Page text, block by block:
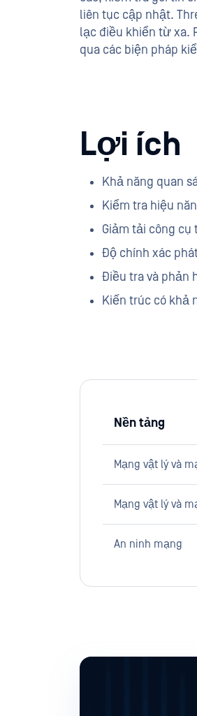
liên tục cập nhật.
lạc điều khiển từ xa.
qua các biện pháp
Lợi ích
Khả năng quan
Kiểm tra hiệu
Giảm tải công
Độ chính xác
Điều tra và phản
Kiến trúc có khả
Nền tảng
Mạng vật lý và
Mạng vật lý và
An ninh mạng